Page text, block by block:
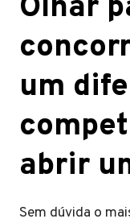
Olhar
um
abrir
Sem dúvida o